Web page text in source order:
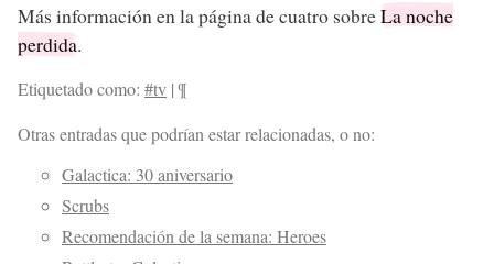
Más información en la página de cuatro sobreLa noche
perdida.
Etiquetado como: #tv |¶
Otras entradas que podrían estar relacionadas, o no:
Galactica: 30 aniversario
Scrubs
Recomendación de la semana: Heroes